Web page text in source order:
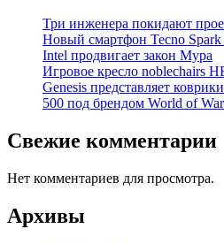
Три инженера покидают
Новый смартфон Tecno Spark
Intel продвигает закон Мура
Игровое кресло noblechairs
Genesis представляет
500 под брендом World of
Свежие комментарии
Нет комментариев для просмотра.
Архивы